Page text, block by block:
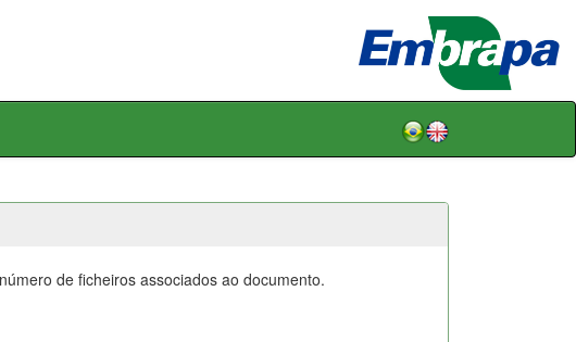
de ficheiros associados ao documento.